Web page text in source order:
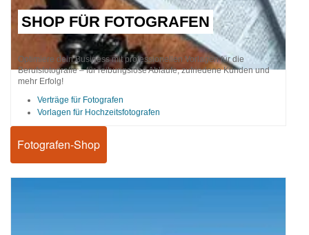
SHOP FÜR FOTOGRAFEN
Optimiere dein Business mit professionellen Vorlagen für die
Berufsfotografie – für reibungslose Abläufe, zufriedene Kunden und
mehr Erfolg!
Verträge für Fotografen
Vorlagen für Hochzeitsfotografen
Fotografen-Shop